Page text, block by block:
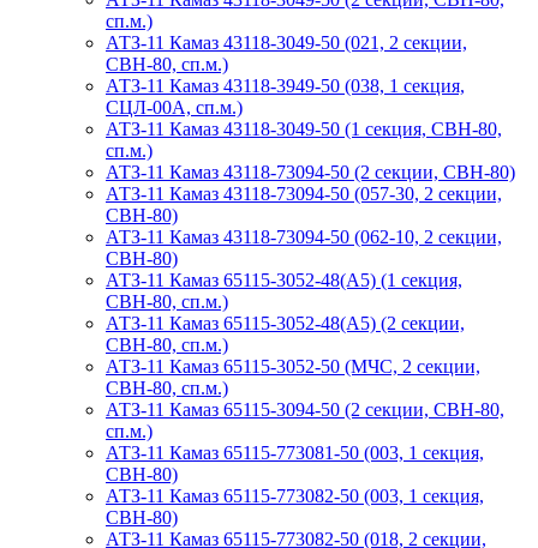
сп.м.)
АТЗ-11 Камаз 43118-3049-50 (021, 2 секции,
СВН-80, сп.м.)
АТЗ-11 Камаз 43118-3949-50 (038, 1 секция,
СЦЛ-00А, сп.м.)
АТЗ-11 Камаз 43118-3049-50 (1 секция, СВН-80,
сп.м.)
АТЗ-11 Камаз 43118-73094-50 (2 секции, СВН-80)
АТЗ-11 Камаз 43118-73094-50 (057-30, 2 секции,
СВН-80)
АТЗ-11 Камаз 43118-73094-50 (062-10, 2 секции,
СВН-80)
АТЗ-11 Камаз 65115-3052-48(A5) (1 секция,
СВН-80, сп.м.)
АТЗ-11 Камаз 65115-3052-48(A5) (2 секции,
СВН-80, сп.м.)
АТЗ-11 Камаз 65115-3052-50 (МЧС, 2 секции,
СВН-80, сп.м.)
АТЗ-11 Камаз 65115-3094-50 (2 секции, СВН-80,
сп.м.)
АТЗ-11 Камаз 65115-773081-50 (003, 1 секция,
СВН-80)
АТЗ-11 Камаз 65115-773082-50 (003, 1 секция,
СВН-80)
АТЗ-11 Камаз 65115-773082-50 (018, 2 секции,